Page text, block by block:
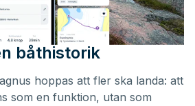
båthistorik
hoppas att fler ska landa: att
som en funktion, utan som